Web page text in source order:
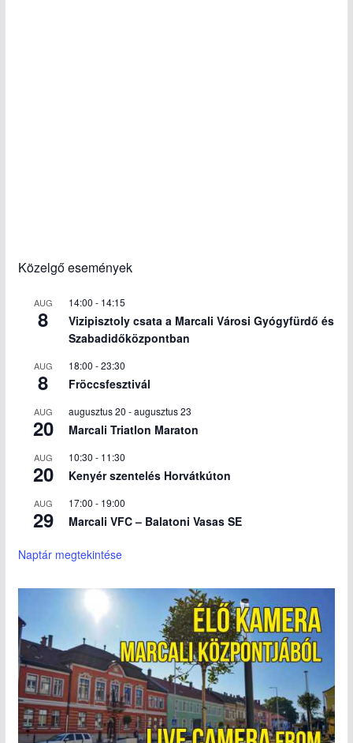
Közelgő események
AUG
8
14:00 - 14:15
Vizipisztoly csata a Marcali Városi Gyógyfürdő és
Szabadidőközpontban
AUG
8
18:00 -23:30
Fröccsfesztivál
AUG
20
augusztus 20 -augusztus 23
Marcali Triatlon Maraton
AUG
20
10:30 - 11:30
Kenyér szentelés Horvátkúton
AUG
29
17:00 - 19:00
Marcali VFC – Balatoni Vasas SE
Naptár megtekintése